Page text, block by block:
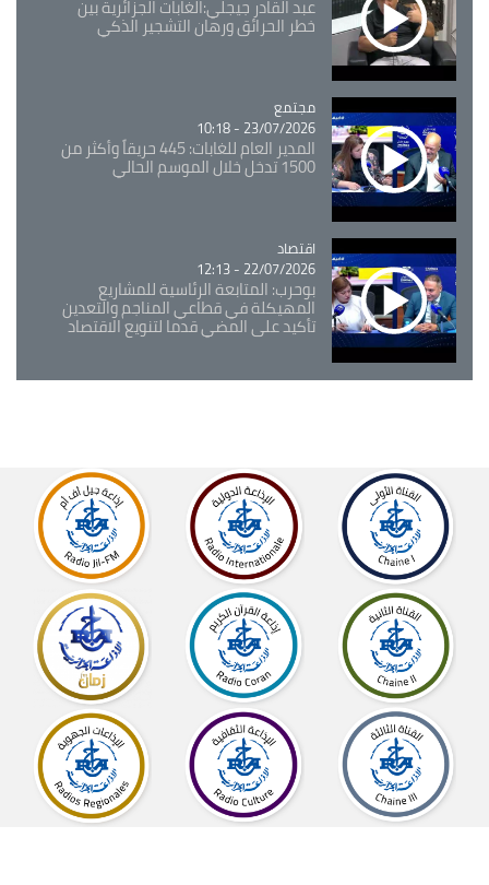
عبد القادر جيجلي:الغابات الجزائرية بين
خطر الحرائق ورهان التشجير الذكي
Catégorie
مجتمع
23/07/2026 - 10:18
المدير العام للغابات: 445 حريقاً وأكثر من
1500 تدخل خلال الموسم الحالي
Catégorie
اقتصاد
22/07/2026 - 12:13
بوحرب: المتابعة الرئاسية للمشاريع
المهيكلة في قطاعي المناجم والتعدين
تأكيد على المضي قدما لتنويع الاقتصاد